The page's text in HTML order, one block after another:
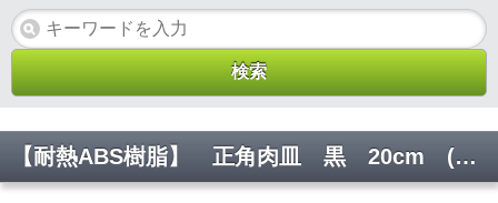
【耐熱ABS樹脂】 正角肉皿 黒 20cm (2人用) 焼肉 厨房 調理 器具 店舗 YA3-79-3 W198*D198*H33【代引き不可】